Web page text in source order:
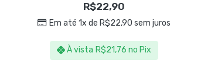
R$22,90
Em até 1x de R$22,90 sem juros
À vista R$21,76 no Pix